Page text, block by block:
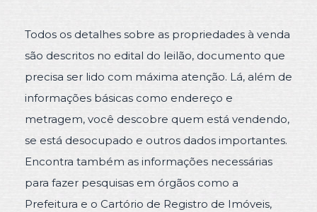
Todos os detalhes sobre as propriedades à venda
são descritos no edital do leilão, documento que
precisa ser lido com máxima atenção. Lá, além de
informações básicas como endereço e
metragem, você descobre quem está vendendo,
se está desocupado e outros dados importantes.
Encontra também as informações necessárias
para fazer pesquisas em órgãos como a
Prefeitura e o Cartório de Registro de Imóveis,